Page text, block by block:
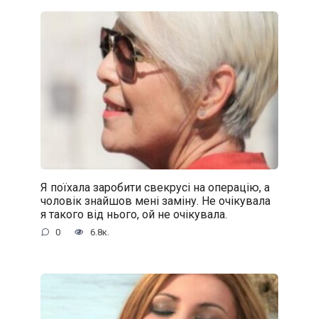
Я поїхала заробити свекрусі на операцію, а
чоловік знайшов мені заміну. Не очікувала
я такого від нього, ой не очікувала.
0 6.8к.